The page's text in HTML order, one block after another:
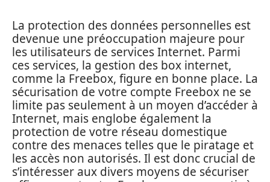
La protection des données personnelles est
devenue une préoccupation majeure pour
les utilisateurs de services Internet. Parmi
ces services, la gestion des box internet,
comme la Freebox, figure en bonne place. La
sécurisation de votre compte Freebox ne se
limite pas seulement à un moyen d’accéder à
Internet, mais englobe également la
protection de votre réseau domestique
contre des menaces telles que le piratage et
les accès non autorisés. Il est donc crucial de
s’intéresser aux divers moyens de sécuriser